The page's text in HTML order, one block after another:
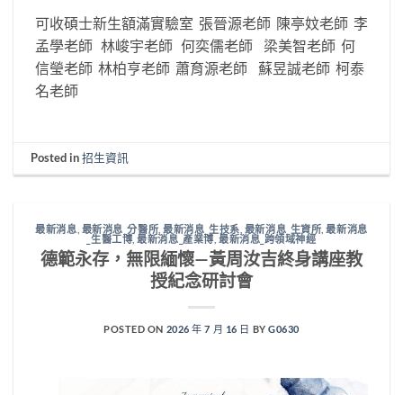
可收碩士新生額滿實驗室 張晉源老師 陳亭妏老師 李
孟學老師 林峻宇老師 何奕儒老師 梁美智老師 何
信瑩老師 林柏亨老師 蕭育源老師 蘇昱誠老師 柯泰
名老師
Posted in招生資訊
最新消息 最新消息_分醫所 ,最新消息_生技系 最新消息_生資所 ,最新消息
_生醫工博,最新消息_產業博, 最新消息_跨領域神經
德範永存，無限緬懷—黃周汝吉終身講座教
授紀念研討會
POSTED ON 2026 年 7 月 16 日 BYG0630